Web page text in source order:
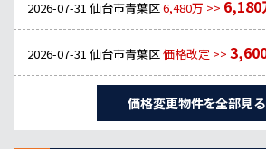
2026-07-31 仙台市青葉区6,480万 >> 6,180
2026-07-31 仙台市青葉区価格改定 >>
価格変更物件を全部見る